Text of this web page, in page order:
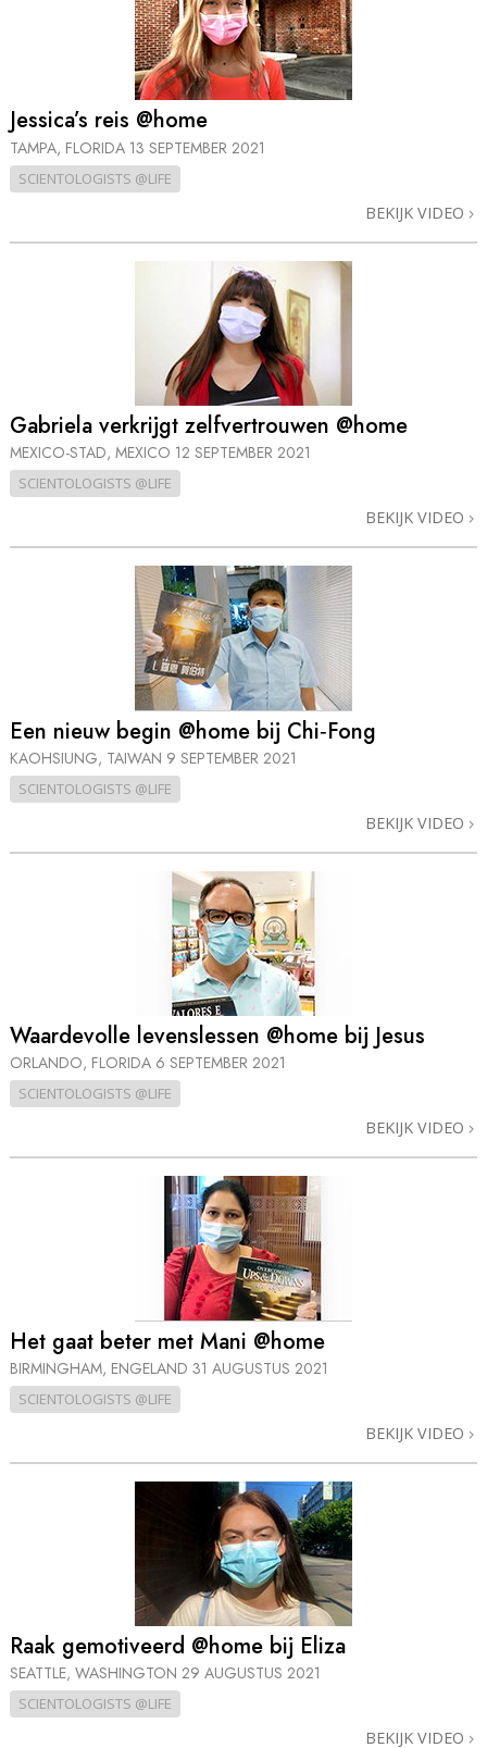
Jessica’s reis @home
TAMPA, FLORIDA 13 SEPTEMBER 2021
SCIENTOLOGISTS @LIFE
BEKIJK VIDEO
Gabriela verkrijgt zelfvertrouwen @home
MEXICO-STAD, MEXICO 12 SEPTEMBER 2021
SCIENTOLOGISTS @LIFE
BEKIJK VIDEO
Een nieuw begin @home bij Chi‑Fong
KAOHSIUNG, TAIWAN 9 SEPTEMBER 2021
SCIENTOLOGISTS @LIFE
BEKIJK VIDEO
Waardevolle levenslessen @home bij Jesus
ORLANDO, FLORIDA 6 SEPTEMBER 2021
SCIENTOLOGISTS @LIFE
BEKIJK VIDEO
Het gaat beter met Mani @home
BIRMINGHAM, ENGELAND 31 AUGUSTUS 2021
SCIENTOLOGISTS @LIFE
BEKIJK VIDEO
Raak gemotiveerd @home bij Eliza
SEATTLE, WASHINGTON 29 AUGUSTUS 2021
SCIENTOLOGISTS @LIFE
BEKIJK VIDEO